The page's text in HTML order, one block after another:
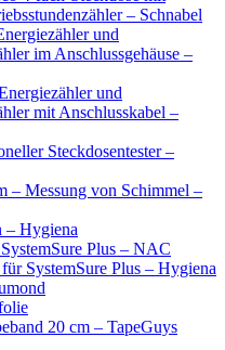
– Schnabel
und
im Anschlussgehäuse –
und
mit Anschlusskabel –
Steckdosentester –
– Messung von Schimmel –
– Hygiena
Plus – NAC
SystemSure Plus – Hygiena
20 cm – TapeGuys